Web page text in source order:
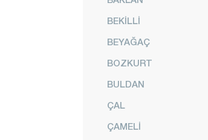
BEKİLLİ
BEYAĞAÇ
BOZKURT
BULDAN
ÇAL
ÇAMELİ